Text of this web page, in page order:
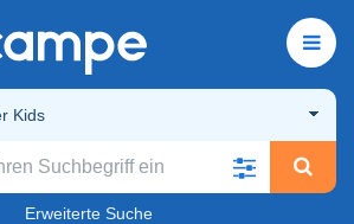
Kids
Erweiterte Suche